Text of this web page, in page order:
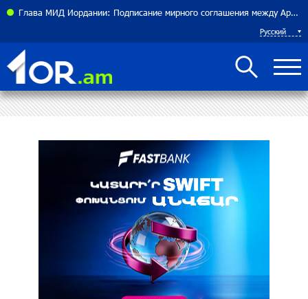
Глава МИД Иордании: Подписание мирного соглашения между Арменией и Азербайджаном близко
Русский